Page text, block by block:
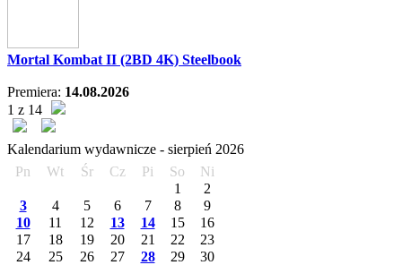
Mortal Kombat II (2BD 4K) Steelbook
Premiera: 14.08.2026
1 z 14
Kalendarium wydawnicze - sierpień 2026
Pn
Wt Śr Cz Pi So
Ni
1
2
3
4 5 6 7 8
9
10
11 12 13 14 15
16
17
18 19 20 21 22
23
24
25 26 27 28 29
30